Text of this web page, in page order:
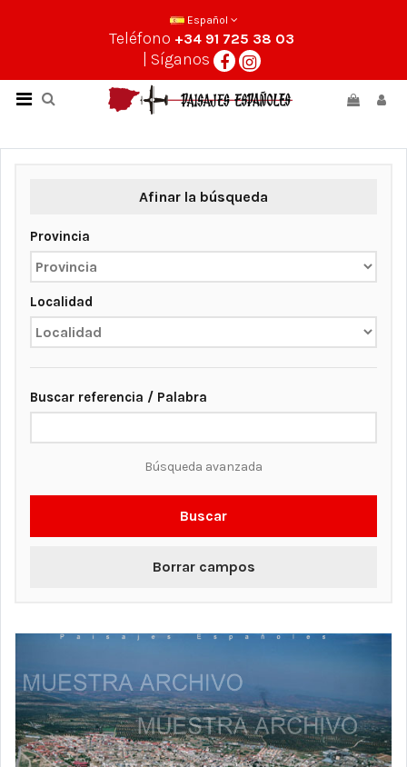
Español
Teléfono +34 91 725 38 03
| Síganos
Afinar la búsqueda
Provincia
Localidad
Buscar referencia / Palabra
Búsqueda avanzada
Buscar
Borrar campos